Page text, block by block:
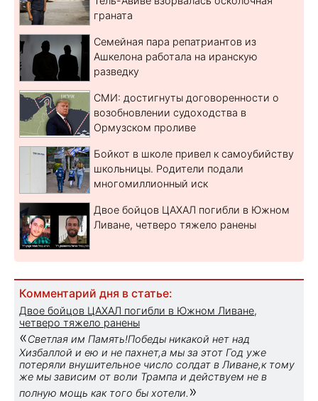
граната
Семейная пара репатриантов из
Ашкелона работала на иранскую
разведку
СМИ: достигнуты договоренности о
возобновлении судоходства в
Ормузском проливе
Бойкот в школе привел к самоубийству
школьницы. Родители подали
многомиллионный иск
Двое бойцов ЦАХАЛ погибли в Южном
Ливане, четверо тяжело ранены
Комментарий дня в статье:
Двое бойцов ЦАХАЛ погибли в Южном Ливане,
четверо тяжело ранены
«Светлая им Память!Победы никакой нет над
Хизбаллой и ею и не пахнет,а мы за этот Год уже
потеряли внушительное число солдат в Ливане,к тому
же мы зависим от воли Трампа и действуем не в
полную мощь как того бы хотели. »